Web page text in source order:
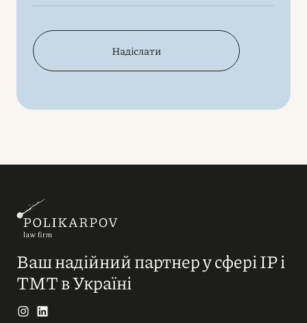
Надіслати
Ваш надійний партнер у сфері IP і
ТМТ в Україні